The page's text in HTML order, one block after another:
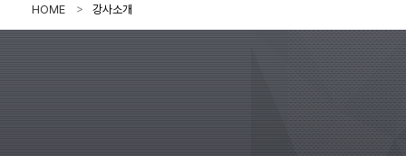
HOME 강사소개